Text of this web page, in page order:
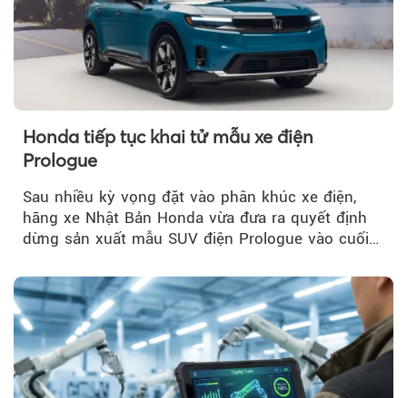
Honda tiếp tục khai tử mẫu xe điện
Prologue
Sau nhiều kỳ vọng đặt vào phân khúc xe điện,
hãng xe Nhật Bản Honda vừa đưa ra quyết định
dừng sản xuất mẫu SUV điện Prologue vào cuối